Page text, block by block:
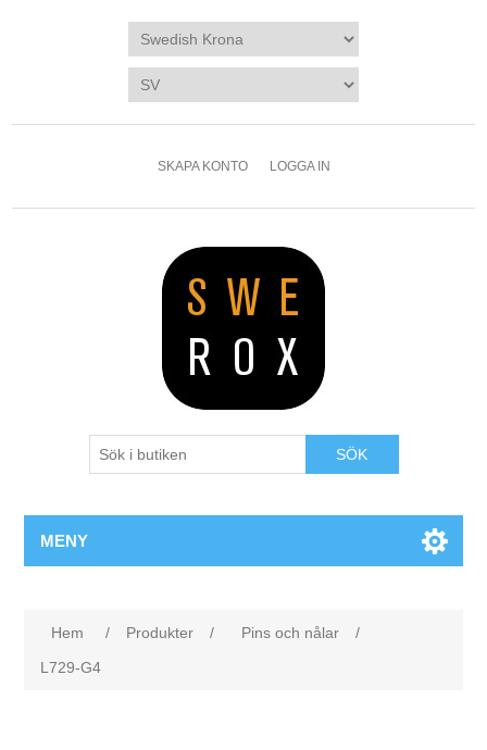
SKAPA KONTO LOGGA IN
SÖK
MENY
Hem / Produkter / Pins och nålar
/
L729-G4